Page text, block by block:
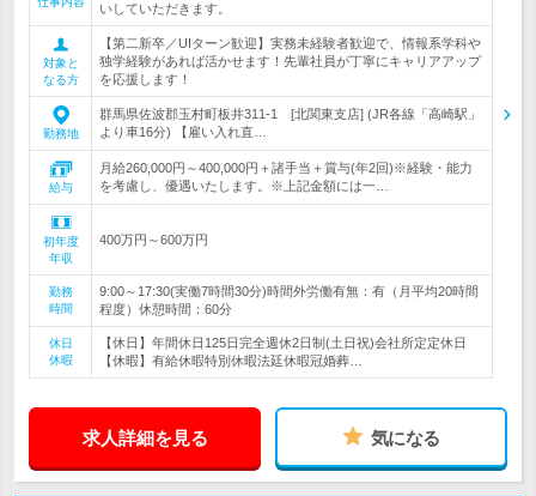
いしていただきます。
対象と
なる方
【第二新卒／UIターン歓迎】実務未経験者歓迎で、情報系学科や
独学経験があれば活かせます！先輩社員が丁寧にキャリアアップ
を応援します！
勤務地
群馬県佐波郡玉村町板井311-1 [北関東支店] (JR各線「高崎駅」
より車16分) 【雇い入れ直…
給与
月給260,000円～400,000円＋諸手当＋賞与(年2回)※経験・能力
を考慮し、優遇いたします。※上記金額には一…
初年度
年収
400万円～600万円
勤務
時間
9:00～17:30(実働7時間30分)時間外労働有無：有（月平均20時間
程度）休憩時間：60分
休日
休暇
【休日】年間休日125日完全週休2日制(土日祝)会社所定定休日
【休暇】有給休暇特別休暇法廷休暇冠婚葬…
求人詳細を見る 気になる